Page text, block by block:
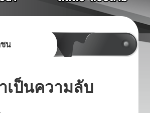
น
เป็นความลับ